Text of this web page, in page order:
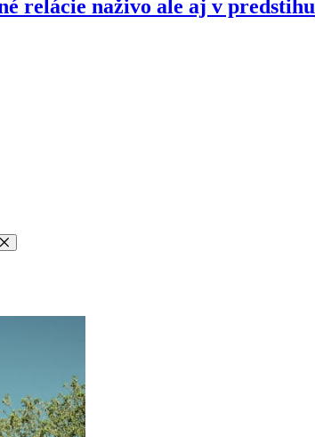
relácie naživo ale aj v predstihu